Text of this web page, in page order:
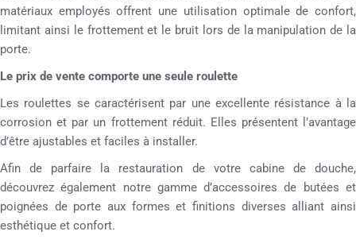
matériaux employés offrent une utilisation optimale de confort,
limitant ainsi le frottement et le bruit lors de la manipulation de la
porte.
Le prix de vente comporte une seule roulette
Les roulettes se caractérisent par une excellente résistance à la
corrosion et par un frottement réduit. Elles présentent l’avantage
d’être ajustables et faciles à installer.
Afin de parfaire la restauration de votre cabine de douche,
découvrez également notre gamme d’accessoires de butées et
poignées de porte aux formes et finitions diverses alliant ainsi
esthétique et confort.